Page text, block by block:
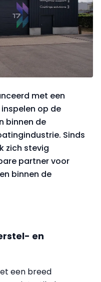
met een
op de
binnen de
Sinds
zich stevig
partner voor
binnen de
en
een breed